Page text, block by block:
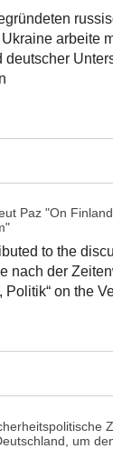
arbeite
Paz "On
to the
nach der
Politik“ on the
um